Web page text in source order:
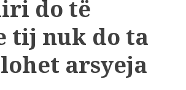
do të
tij nuk do ta
arsyeja